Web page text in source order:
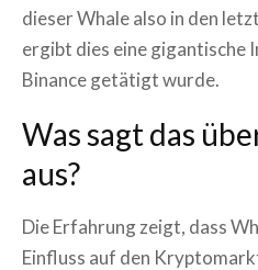
dieser Whale also in den
ergibt dies eine gigantische
Binance getätigt wurde.
Was sagt das
aus?
Die Erfahrung zeigt, dass
Einfluss auf den